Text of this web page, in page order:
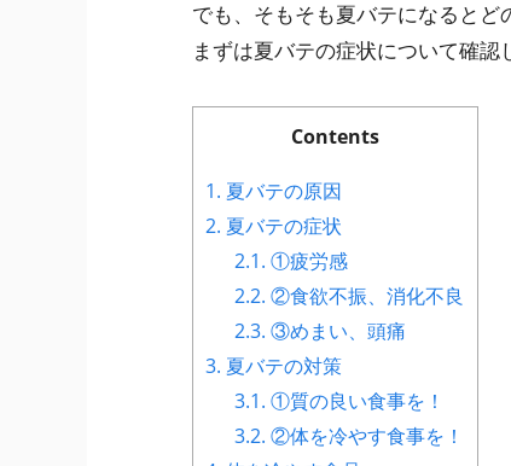
でも、そもそも夏バテになるとど
まずは夏バテの症状について確認
Contents
1. 夏バテの原因
2. 夏バテの症状
2.1. ①疲労感
2.2. ②食欲不振、消化不良
2.3. ③めまい、頭痛
3. 夏バテの対策
3.1. ①質の良い食事を！
3.2. ②体を冷やす食事を！